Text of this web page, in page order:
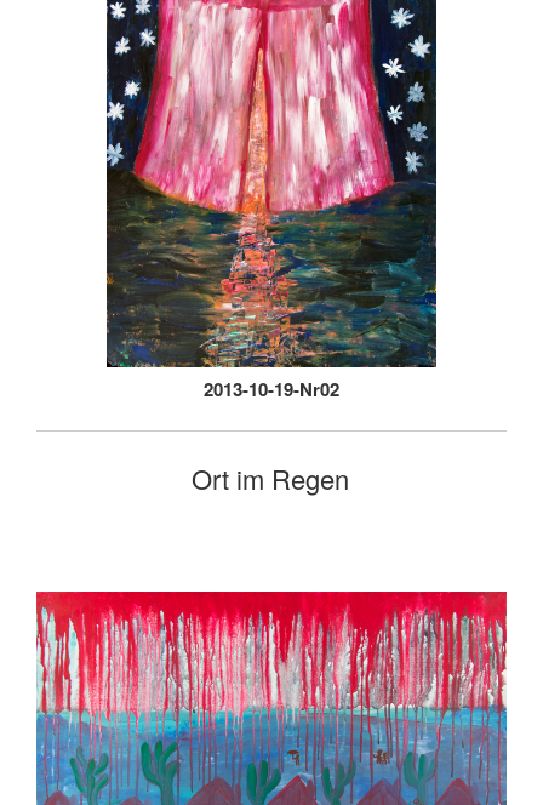
2013-10-19-Nr02
Ort im Regen